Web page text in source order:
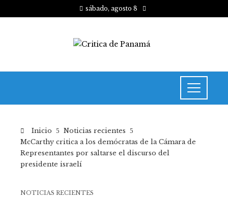
sábado, agosto 8
Inicio
Noticias recientes
McCarthy critica a los demócratas de la Cámara de
Representantes por saltarse el discurso del
presidente israelí
NOTICIAS RECIENTES